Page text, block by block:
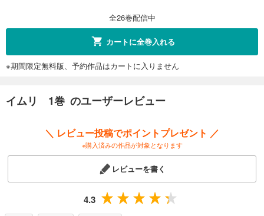
イムリ 12巻
完結
あらすじを表示する
イムリ 13巻
円 (税込)
全26巻配信中
カートに全巻入れる
※期間限定無料版、予約作品はカートに入りません
イムリ 1巻 のユーザーレビュー
＼ レビュー投稿でポイントプレゼント ／
※購入済みの作品が対象となります
レビューを書く
4.3